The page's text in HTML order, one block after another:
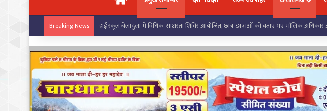
Breaking News बरपाली स्कूल में सरस्वती साइकिल योजना के तहत छात्राओं को मिली निःशुल्क साइकिल,